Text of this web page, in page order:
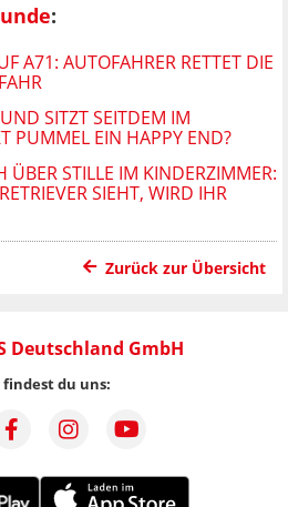
:
A71: AUTOFAHRER RETTET DIE
SITZT SEITDEM IM
PUMMEL EIN HAPPY END?
ÜBER STILLE IM KINDERZIMMER:
SIEHT, WIRD IHR
Zurück zur Übersicht
Deutschland GmbH
findest du uns: